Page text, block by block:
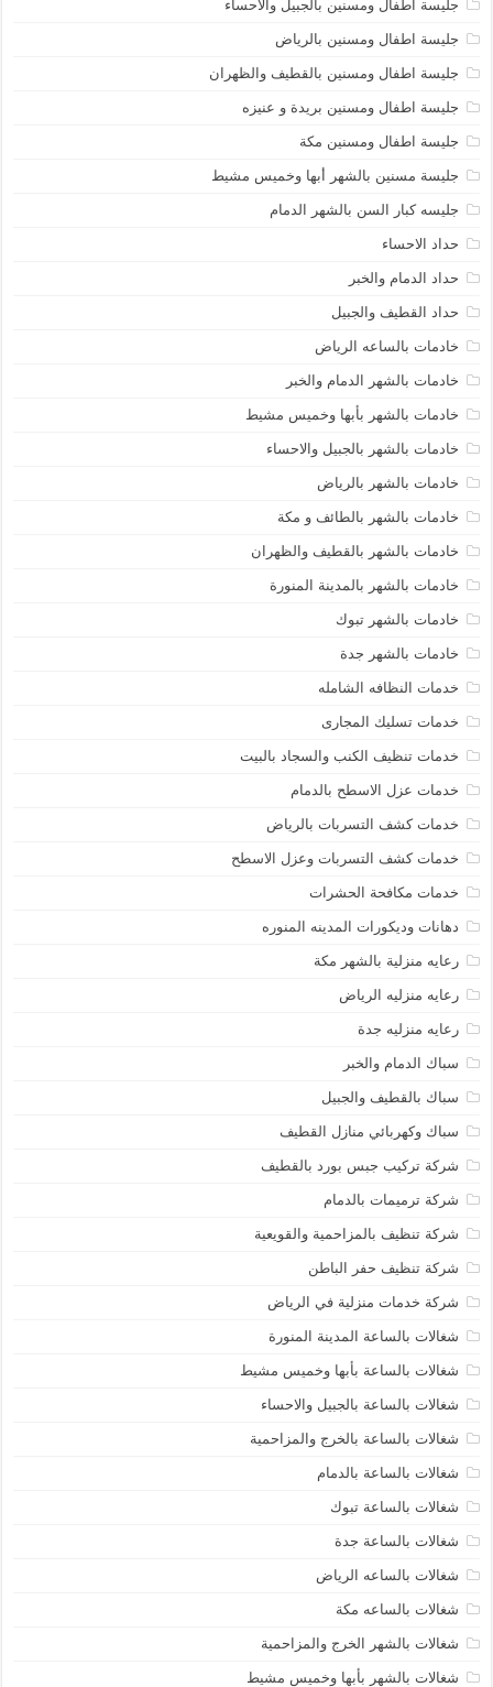
جليسة اطفال ومسنين بالجبيل والاحساء
جليسة اطفال ومسنين بالرياض
جليسة اطفال ومسنين بالقطيف والظهران
جليسة اطفال ومسنين بريدة و عنيزه
جليسة اطفال ومسنين مكة
جليسة مسنين بالشهر أبها وخميس مشيط
جليسه كبار السن بالشهر الدمام
حداد الاحساء
حداد الدمام والخبر
حداد القطيف والجبيل
خادمات بالساعه الرياض
خادمات بالشهر الدمام والخبر
خادمات بالشهر بأبها وخميس مشيط
خادمات بالشهر بالجبيل والاحساء
خادمات بالشهر بالرياض
خادمات بالشهر بالطائف و مكة
خادمات بالشهر بالقطيف والظهران
خادمات بالشهر بالمدينة المنورة
خادمات بالشهر تبوك
خادمات بالشهر جدة
خدمات النظافه الشامله
خدمات تسليك المجارى
خدمات تنظيف الكنب والسجاد بالبيت
خدمات عزل الاسطح بالدمام
خدمات كشف التسربات بالرياض
خدمات كشف التسربات وعزل الاسطح
خدمات مكافحة الحشرات
دهانات وديكورات المدينه المنوره
رعايه منزلية بالشهر مكة
رعايه منزليه الرياض
رعايه منزليه جدة
سباك الدمام والخبر
سباك بالقطيف والجبيل
سباك وكهربائي منازل القطيف
شركة تركيب جبس بورد بالقطيف
شركة ترميمات بالدمام
شركة تنظيف بالمزاحمية والقويعية
شركة تنظيف حفر الباطن
شركة خدمات منزلية في الرياض
شغالات بالساعة المدينة المنورة
شغالات بالساعة بأبها وخميس مشيط
شغالات بالساعة بالجبيل والاحساء
شغالات بالساعة بالخرج والمزاحمية
شغالات بالساعة بالدمام
شغالات بالساعة تبوك
شغالات بالساعة جدة
شغالات بالساعه الرياض
شغالات بالساعه مكة
شغالات بالشهر الخرج والمزاحمية
شغالات بالشهر بأبها وخميس مشيط